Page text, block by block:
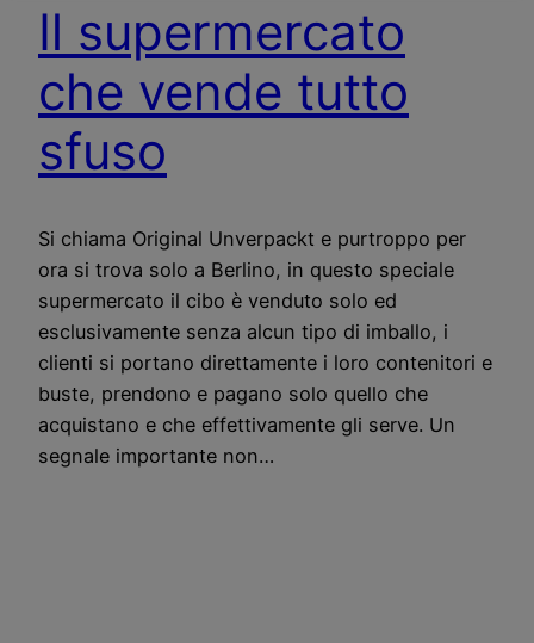
Il supermercato
che vende tutto
sfuso
Si chiama Original Unverpackt e purtroppo per
ora si trova solo a Berlino, in questo speciale
supermercato il cibo è venduto solo ed
esclusivamente senza alcun tipo di imballo, i
clienti si portano direttamente i loro contenitori e
buste, prendono e pagano solo quello che
acquistano e che effettivamente gli serve. Un
segnale importante non…